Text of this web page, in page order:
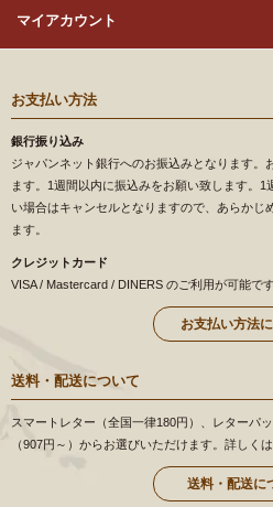
マイアカウント
お支払い方法
銀行振り込み
ジャパンネット銀行へのお振込みとなります。
ます。1週間以内に振込みをお願い致します。
い場合はキャンセルとなりますので、あらかじ
ます。
クレジットカード
VISA / Mastercard / DINERS のご利用が可能です
お支払い方法
送料・配送について
スマートレター（全国一律180円）、レターパ
（907円～）からお選びいただけます。詳しく
送料・配送に